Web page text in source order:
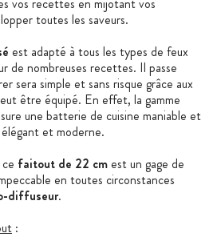
vos recettes en mijotant vos
toutes les saveurs.
est adapté à tous les types de feux
de nombreuses recettes. Il passe
sera simple et sans risque grâce aux
être équipé. En effet, la gamme
une batterie de cuisine maniable et
et moderne.
faitout de 22 cm est un gage de
en toutes circonstances
diffuseur.
: